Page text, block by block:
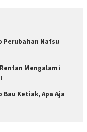
Perubahan Nafsu
Mengalami
Ketiak, Apa Aja